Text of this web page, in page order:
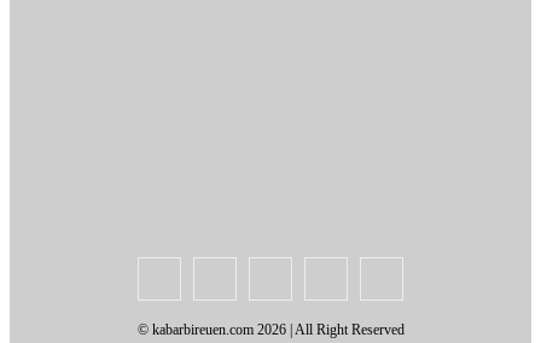
© kabarbireuen.com 2026 | All Right Reserved